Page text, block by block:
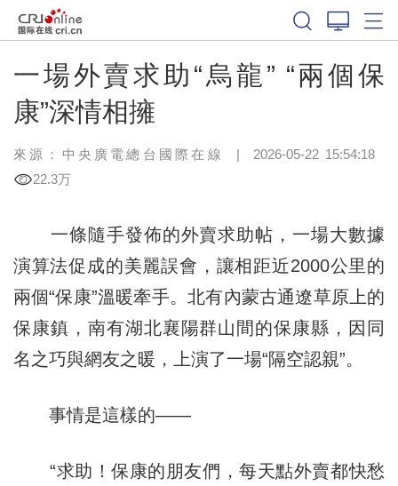
一場外賣求助“烏龍” “兩個保
康”深情相擁
來源：中央廣電總台國際在線 | 2026-05-22 15:54:18
22.3万
一條隨手發佈的外賣求助帖，一場大數據
演算法促成的美麗誤會，讓相距近2000公里的
兩個“保康”溫暖牽手。北有內蒙古通遼草原上的
保康鎮，南有湖北襄陽群山間的保康縣，因同
名之巧與網友之暖，上演了一場“隔空認親”。
事情是這樣的——
“求助！保康的朋友們，每天點外賣都快愁